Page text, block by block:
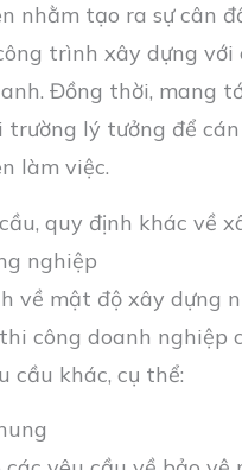
nhằm tạo ra sự cân
trình xây dựng với
Đồng thời, mang
trường lý tưởng để cán
làm việc.
quy định khác về
nghiệp
về mật độ xây dựng
công doanh nghiệp
cầu khác, cụ thể: